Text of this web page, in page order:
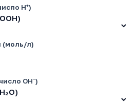
H⁺)
(моль/л)
OH⁻)